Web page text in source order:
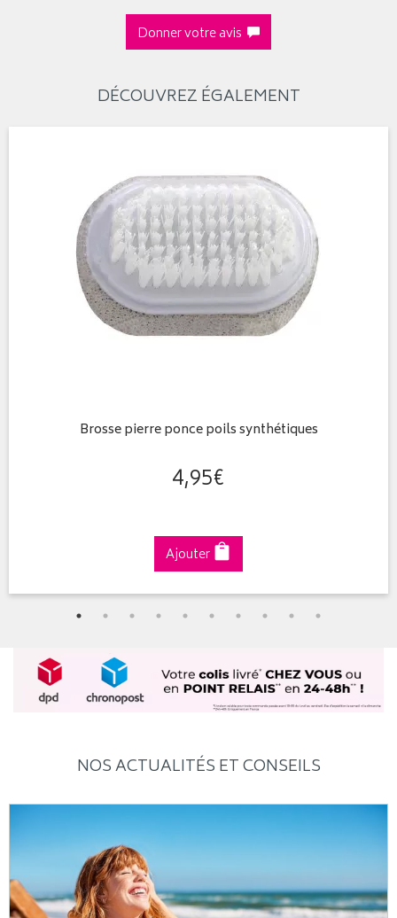
Donner votre avis
DÉCOUVREZ ÉGALEMENT
Brosse pierre ponce poils synthétiques
4,95€
Ajouter
NOS ACTUALITÉS ET CONSEILS